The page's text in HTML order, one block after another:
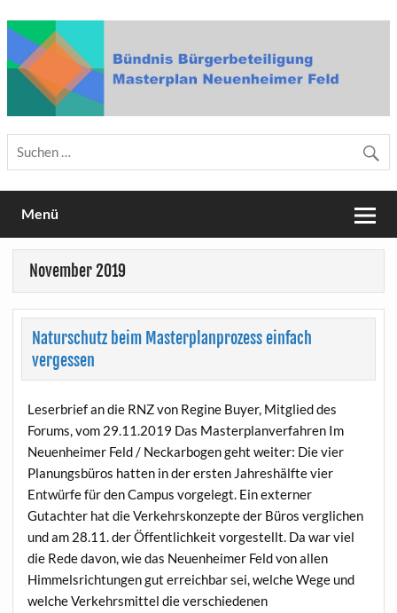
to
content
Bündnis Bürgerbeteiligung
Masterplan Neuenheimer Feld
Menü
November 2019
Naturschutz beim Masterplanprozess einfach
vergessen
Leserbrief an die RNZ von Regine Buyer, Mitglied des
Forums, vom 29.11.2019 Das Masterplanverfahren Im
Neuenheimer Feld / Neckarbogen geht weiter: Die vier
Planungsbüros hatten in der ersten Jahreshälfte vier
Entwürfe für den Campus vorgelegt. Ein externer
Gutachter hat die Verkehrskonzepte der Büros verglichen
und am 28.11. der Öffentlichkeit vorgestellt. Da war viel
die Rede davon, wie das Neuenheimer Feld von allen
Himmelsrichtungen gut erreichbar sei, welche Wege und
welche Verkehrsmittel die verschiedenen